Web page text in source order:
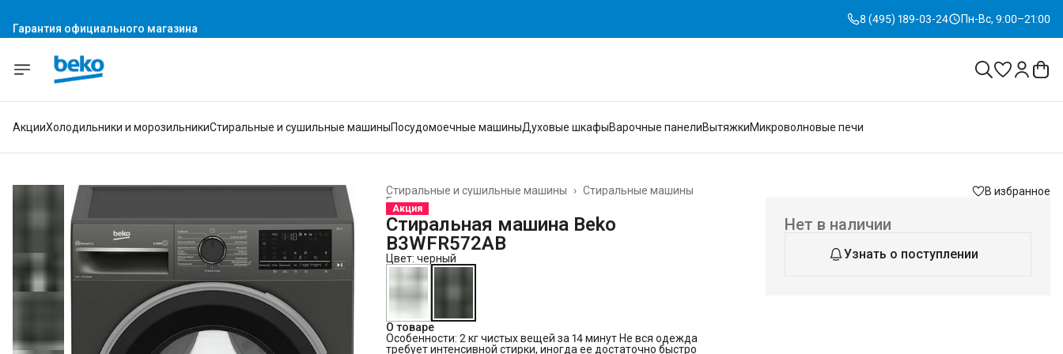
8 (495) 189-03-24 Пн-Вс, 9:00–21:00
АкцииХолодильники и морозильникиСтиральные и сушильные машиныПосудомоечные машиныДуховые шкафыВарочные панелиВытяжкиМикроволновые печи
Стиральные машины
Стиральные и сушильные машины
›
Главная
Акция
Стиральная машина Beko
B3WFR572AB
Цвет: черный
О товаре
Особенности: 2 кг чистых вещей за 14 минут Не вся одежда
требует интенсивной стирки, иногда ее достаточно быстро
В избранное
Нет в наличии
Узнать о поступлении